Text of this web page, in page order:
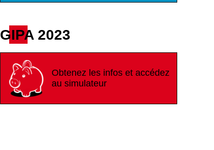
GIPA 2023
Obtenez les infos et accédez
au simulateur